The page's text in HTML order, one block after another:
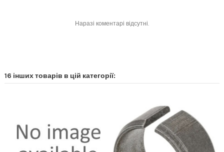
Наразі коментарі відсутні.
16 інших товарів в цій категорії: